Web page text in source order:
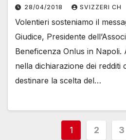
28/04/2018 SVIZZERI CH
Volentieri sosteniamo il
Giudice, Presidente
Beneficenza Onlus in Napoli.
nella dichiarazione dei redditi
destinare la scelta del…
1 2 3